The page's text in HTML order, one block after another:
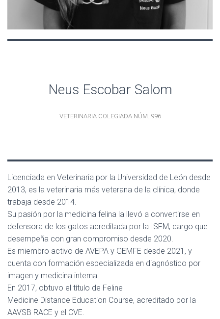
Neus Escobar Salom
VETERINARIA COLEGIADA NÚM. 996
Licenciada en Veterinaria por la Universidad de León desde
2013, es la veterinaria más veterana de la clínica, donde
trabaja desde 2014.
Su pasión por la medicina felina la llevó a convertirse en
defensora de los gatos acreditada por la ISFM, cargo que
desempeña con gran compromiso desde 2020.
Es miembro activo de AVEPA y GEMFE desde 2021, y
cuenta con formación especializada en diagnóstico por
imagen y medicina interna.
En 2017, obtuvo el título de Feline
Medicine Distance Education Course, acreditado por la
AAVSB RACE y el CVE.